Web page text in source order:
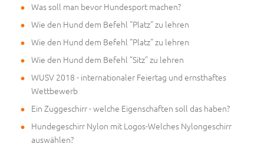
Was soll man bevor Hundesport machen?
Wie den Hund dem Befehl "Platz" zu lehren
Wie den Hund dem Befehl "Platz" zu lehren
Wie den Hund dem Befehl "Sitz" zu lehren
WUSV 2018 - internationaler Feiertag und ernsthaftes
Wettbewerb
Ein Zuggeschirr - welche Eigenschaften soll das haben?
Hundegeschirr Nylon mit Logos-Welches Nylongeschirr
auswählen?